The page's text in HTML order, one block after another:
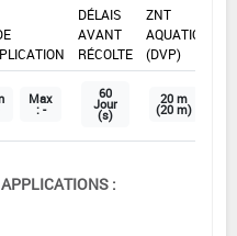
DÉLAIS
AVANT
RÉCOLTE
ZNT
AQUATIQUE
(DVP)
Max
: -
60
Jour
(s)
20 m
(20 m)
: